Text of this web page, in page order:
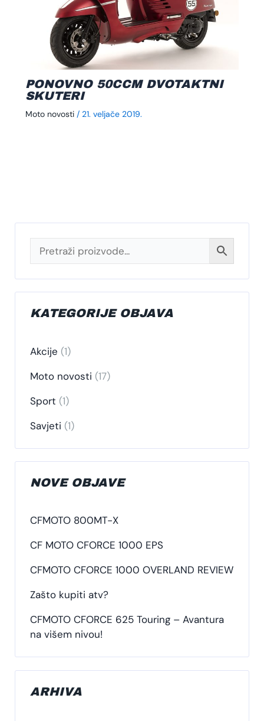
PONOVNO 50CCM DVOTAKTNI
SKUTERI
Moto novosti/ 21. veljače 2019.
KATEGORIJE OBJAVA
Akcije (1)
Moto novosti (17)
Sport (1)
Savjeti (1)
NOVE OBJAVE
CFMOTO 800MT-X
CF MOTO CFORCE 1000 EPS
CFMOTO CFORCE 1000 OVERLAND REVIEW
Zašto kupiti atv?
CFMOTO CFORCE 625 Touring – Avantura
na višem nivou!
ARHIVA